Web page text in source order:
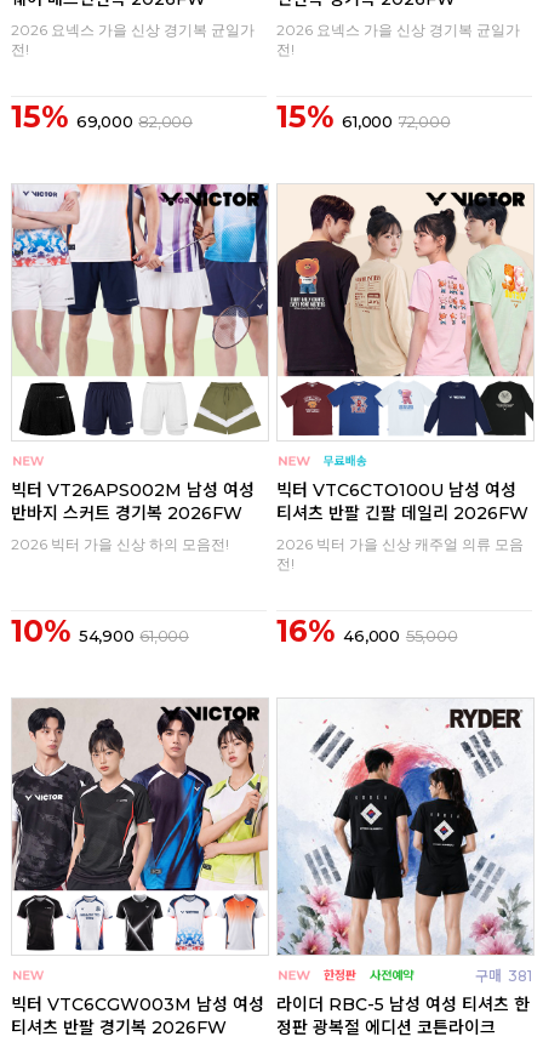
2026 요넥스 가을 신상 경기복 균일가
전!
15% 69,000 82,000
2026 요넥스 가을 신상 경기복 균일가
전!
15% 61,000 72,000
빅터 VT26APS002M 남성 여성
반바지 스커트 경기복 2026FW
2026 빅터 가을 신상 하의 모음전!
10% 54,900 61,000
빅터 VTC6CTO100U 남성 여성
티셔츠 반팔 긴팔 데일리 2026FW
2026 빅터 가을 신상 캐주얼 의류 모음
전!
16% 46,000 55,000
빅터 VTC6CGW003M 남성 여성
티셔츠 반팔 경기복 2026FW
구매 381
라이더 RBC-5 남성 여성 티셔츠 한
정판 광복절 에디션 코튼라이크